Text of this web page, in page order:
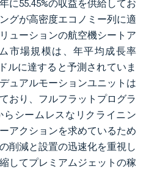
に55.45%の収益を供給してお
グが高密度エコノミー列に適
ューションの航空機シートア
市場規模は、年平均成長率
ルに達すると予測されていま
ュアルモーションユニットは
おり、フルフラットプログラ
シームレスなリクライニン
アクションを求めているため
削減と設置の迅速化を重視し
してプレミアムジェットの稼